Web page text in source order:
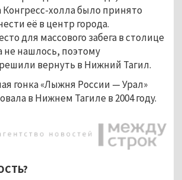
Конгресс-холла было принято
её в центр города.
для массового забега в столице
не нашлось, поэтому
вернуть в Нижний Тагил.
гонка «Лыжня России — Урал»
в Нижнем Тагиле в 2004 году.